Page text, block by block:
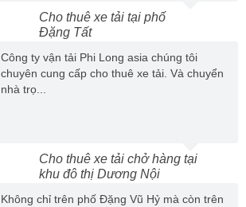
Cho thuê xe tải tại phố
Đặng Tất
Công ty vận tải Phi Long asia chúng tôi
chuyên cung cấp cho thuê xe tải. Và chuyển
nhà trọ...
Cho thuê xe tải chở hàng tại
khu đô thị Dương Nội
Không chỉ trên phố Đặng Vũ Hỷ mà còn trên